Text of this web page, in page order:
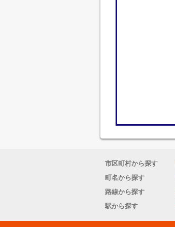
市区町村から探す
町名から探す
路線から探す
駅から探す